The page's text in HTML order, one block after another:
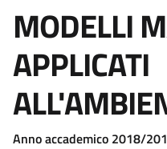
MODELLI
APPLICATI
Anno accademico 2018/